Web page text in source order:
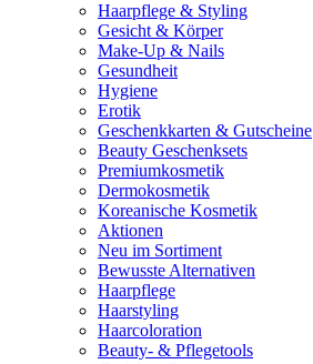
Haarpflege & Styling
Gesicht & Körper
Make-Up & Nails
Gesundheit
Hygiene
Erotik
Geschenkkarten & Gutscheine
Beauty Geschenksets
Premiumkosmetik
Dermokosmetik
Koreanische Kosmetik
Aktionen
Neu im Sortiment
Bewusste Alternativen
Haarpflege
Haarstyling
Haarcoloration
Beauty- & Pflegetools